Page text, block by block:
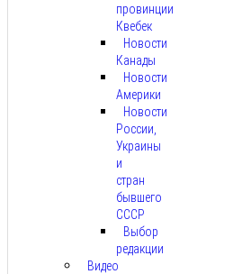
провинции
Квебек
Новости
Канады
Новости
Америки
Новости
России,
Украины
и
стран
бывшего
СССР
Выбор
редакции
Видео